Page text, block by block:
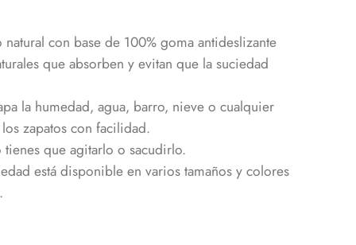
con base de 100% goma antideslizante
que absorben y evitan que la suciedad
la humedad, agua, barro, nieve o cualquier
zapatos con facilidad.
que agitarlo o sacudirlo.
está disponible en varios tamaños y colores